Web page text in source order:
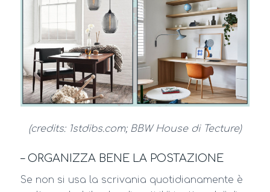
(credits: 1stdibs.com; BBW House di Tecture)
– ORGANIZZA BENE LA POSTAZIONE
Se non si usa la scrivania quotidianamente è